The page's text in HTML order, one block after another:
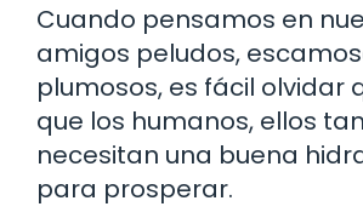
Cuando pensamos en
amigos peludos,
plumosos, es fácil olvidar
que los humanos, ellos
necesitan una buena
para prosperar.